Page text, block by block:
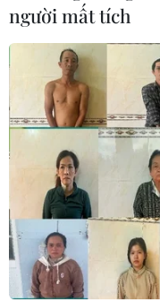
Toàn bộ các trường
2/2 và các ổ dịch tại
ngày qua thực hiện
từ khi rời ổ dịch đến
người mất tích